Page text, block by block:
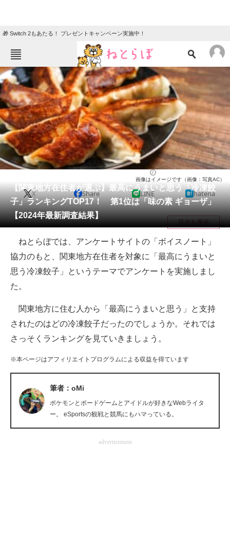
🎁 Switch 2もあたる！ プレゼントキャンペーン実施中！
ねとらぼメニュー
TOP ニュース
エンタメ クイズ
グルメ 地域
住まい 教育・育児
動物 リサーチ
会員記事
メディア
注目記事を集めた総合ページ
ITの今と未来を見通す
スマホと通信の最新トレンド
ビジネスと働き方のヒント
AI活用のいまが分かる
企業ITのトレンドを詳説
経営リーダーのコミュニティ
マーケ×ITの今がよく分かる
【関東地方在住者が選ぶ】最高にうまいと思う「冷凍餃
子」ランキングTOP17！ 第1位は「味の素 ギョーザ」
【2024年最新調査結果】
画像はイメージです（画像：写真AC）
X Share LINE hatena
目次を表示
ねとらぼでは、アンケートサイトの「ボイスノート」
協力のもと、関東地方在住者を対象に「最高にうまいと
思う冷凍餃子」というテーマでアンケートを実施しまし
た。
関東地方に住む人から「最高にうまいと思う」と支持
されたのはどの冷凍餃子だったのでしょうか。それでは
さっそくランキングを見ていきましょう。
※本ページはアフィリエイトプログラムによる収益を得ています
筆者：oMi
ポケモンとボードゲームとアイドルが好きなWebライタ
ー。 eSportsの観戦と競馬にもハマっている。
advertisement